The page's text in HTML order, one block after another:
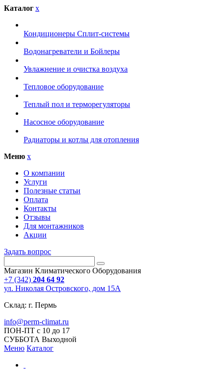
Каталог x
Кондиционеры Сплит-системы
Водонагреватели и Бойлеры
Увлажнение и очистка воздуха
Тепловое оборудование
Теплый пол и терморегуляторы
Насосное оборудование
Радиаторы и котлы для отопления
Меню x
О компании
Услуги
Полезные статьи
Оплата
Контакты
Отзывы
Для монтажников
Акции
Задать вопрос
Магазин Климатического Оборудования
+7 (342) 204 64 92
ул. Николая Островского, дом 15А
Склад: г. Пермь
info@perm-climat.ru
ПОН-ПТ с 10 до 17
СУББОТА Выходной
Меню Каталог